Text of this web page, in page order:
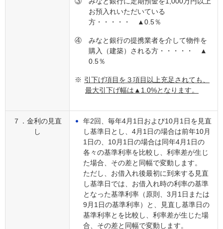
お預入れいただいている
方・・・・・ ▲0.5％
④
みなと銀行の提携業者を介して物件を
購入（建築）される方・・・・・ ▲
0.5％
※ 引下げ項目を３項目以上充足されても、
最大引下げ幅は▲1.0%となります。
７．金利の見直
し
年2回、毎年4月1日および10月1日を見直
し基準日とし、4月1日の場合は前年10月
1日の、10月1日の場合は同年4月1日の
各々の基準利率を比較し、利率差が生じ
た場合、その差と同幅で変動します。
ただし、お借入れ後最初に到来する見直
し基準日では、お借入れ時の利率の基準
となった基準利率（原則、3月1日または
9月1日の基準利率）と、見直し基準日の
基準利率とを比較し、利率差が生じた場
合、その差と同幅で変動します。